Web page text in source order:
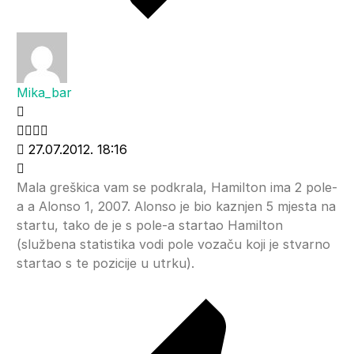
Mika_bar
27.07.2012. 18:16
Mala greškica vam se podkrala, Hamilton ima 2 pole-
a a Alonso 1, 2007. Alonso je bio kaznjen 5 mjesta na
startu, tako de je s pole-a startao Hamilton
(službena statistika vodi pole vozaču koji je stvarno
startao s te pozicije u utrku).